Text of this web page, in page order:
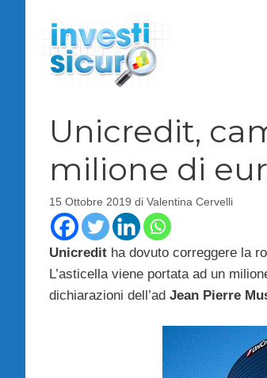
contenuto
Unicredit,
milione di
15 Ottobre 2019 di Valentina Cervelli
Unicredit ha dovuto correggere la
L’asticella viene portata ad un
dichiarazioni dell’ad Jean Pierre